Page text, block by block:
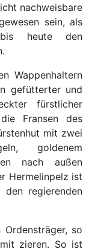
nachweisbare
sein, als
heute den
Wappenhaltern
gefütterter und
fürstlicher
Fransen des
mit zwei
goldenem
nach außen
Hermelinpelz ist
regierenden
so
zieren. So ist